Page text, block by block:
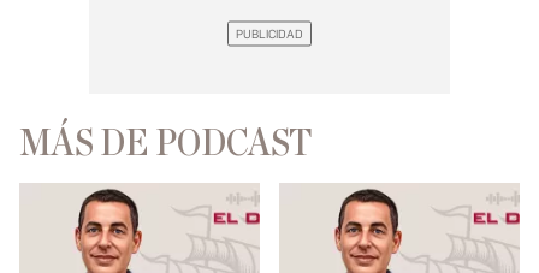
MÁS DE PODCAST